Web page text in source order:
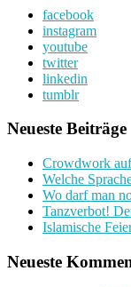
facebook
instagram
youtube
twitter
linkedin
tumblr
Neueste Beiträge
Crowdwork
Welche
Wo darf man
Tanzverbot!
Islamische
Neueste